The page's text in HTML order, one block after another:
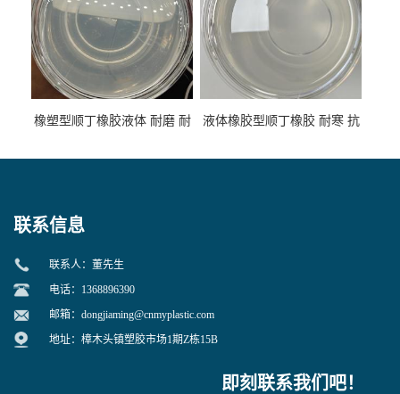
橡塑型顺丁橡胶液体 耐磨 耐
液体橡胶型顺丁橡胶 耐寒 抗
联系信息
联系人：董先生
电话：1368896390
邮箱： dongjiaming@cnmyplastic.com
地址：樟木头镇塑胶市场1期Z栋15B
即刻联系我们吧！